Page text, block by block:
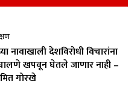
नावाखाली देशविरोधी विचारांना
खपवून घेतले जाणार नाही –
गोरखे